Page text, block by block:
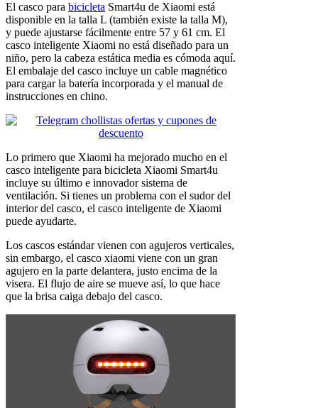
El casco para bicicleta Smart4u de Xiaomi está
disponible en la talla L (también existe la talla M),
y puede ajustarse fácilmente entre 57 y 61 cm. El
casco inteligente Xiaomi no está diseñado para un
niño, pero la cabeza estática media es cómoda aquí.
El embalaje del casco incluye un cable magnético
para cargar la batería incorporada y el manual de
instrucciones en chino.
Lo primero que Xiaomi ha mejorado mucho en el
casco inteligente para bicicleta Xiaomi Smart4u
incluye su último e innovador sistema de
ventilación. Si tienes un problema con el sudor del
interior del casco, el casco inteligente de Xiaomi
puede ayudarte.
Los cascos estándar vienen con agujeros verticales,
sin embargo, el casco xiaomi viene con un gran
agujero en la parte delantera, justo encima de la
visera. El flujo de aire se mueve así, lo que hace
que la brisa caiga debajo del casco.